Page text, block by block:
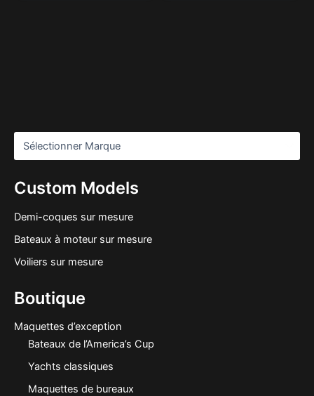
Custom Models
Demi-coques sur mesure
Bateaux à moteur sur mesure
Voiliers sur mesure
Boutique
Maquettes d’exception
Bateaux de l’America’s Cup
Yachts classiques
Maquettes de bureaux